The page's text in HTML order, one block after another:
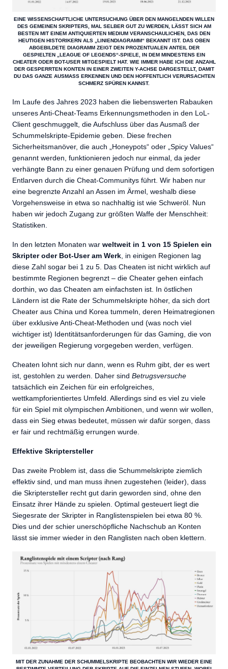
EINE WISSENSCHAFTLICHE UNTERSUCHUNG ÜBER DEN MANGELNDEN WILLEN
DES GEMEINEN SKRIPTERS, MAL SELBER GUT ZU WERDEN, LÄSST SICH AM
BESTEN MIT EINEM ANTIQUIERTEN MEDIUM VERANSCHAULICHEN, DAS DEN
HEUTIGEN HISTORIKERN ALS „LINIENDIAGRAMM“ BEKANNT IST. DAS OBEN
ABGEBILDETE DIAGRAMM ZEIGT DEN PROZENTUALEN ANTEIL DER
GESPIELTEN „LEAGUE OF LEGENDS“-SPIELE, IN DEM MINDESTENS EIN
CHEATER ODER BOT-USER MITGESPIELT HAT. WIE IMMER HABE ICH DIE ANZAHL
DER GESPERRTEN KONTEN IN EINER ZWEITEN Y-ACHSE DARGESTELLT, DAMIT
DU DAS GANZE AUSMASS ERKENNEN UND DEN HOFFENTLICH VERURSACHTEN S
CHMERZ SPÜREN KANNST.
Im Laufe des Jahres 2023 haben die liebenswerten Rabauken
unseres Anti-Cheat-Teams Erkennungsmethoden in den LoL-
Client geschmuggelt, die Aufschluss über das Ausmaß der
Schummelskripte-Epidemie geben. Diese frechen
Sicherheitsmanöver, die auch „Honeypots“ oder „Spicy Values“
genannt werden, funktionieren jedoch nur einmal, da jeder
verhängte Bann zu einer genauen Prüfung und dem sofortigen
Entlarven durch die Cheat-Communitys führt. Wir haben nur
eine begrenzte Anzahl an Assen im Ärmel, weshalb diese
Vorgehensweise in etwa so nachhaltig ist wie Schweröl. Nun
haben wir jedoch Zugang zur größten Waffe der Menschheit:
Statistiken.
In den letzten Monaten war weltweit in 1 von 15 Spielen ein
Skripter oder Bot-User am Werk , in einigen Regionen lag
diese Zahl sogar bei 1 zu 5. Das Cheaten ist nicht wirklich auf
bestimmte Regionen begrenzt – die Cheater gehen einfach
dorthin, wo das Cheaten am einfachsten ist. In östlichen
Ländern ist die Rate der Schummelskripte höher, da sich dort
Cheater aus China und Korea tummeln, deren Heimatregionen
über exklusive Anti-Cheat-Methoden und (was noch viel
wichtiger ist) Identitätsanforderungen für das Gaming, die von
der jeweiligen Regierung vorgegeben werden, verfügen.
Cheaten lohnt sich nur dann, wenn es Ruhm gibt, der es wert
ist, gestohlen zu werden. Daher sind Betrugsversuche
tatsächlich ein Zeichen für ein erfolgreiches,
wettkampforientiertes Umfeld. Allerdings sind es viel zu viele
für ein Spiel mit olympischen Ambitionen, und wenn wir wollen,
dass ein Sieg etwas bedeutet, müssen wir dafür sorgen, dass
er fair und rechtmäßig errungen wurde.
Effektive Skriptersteller
Das zweite Problem ist, dass die Schummelskripte ziemlich
effektiv sind, und man muss ihnen zugestehen (leider), dass
die Skriptersteller recht gut darin geworden sind, ohne den
Einsatz ihrer Hände zu spielen. Optimal gesteuert liegt die
Siegesrate der Skripter in Ranglistenspielen bei etwa 80 %.
Dies und der schier unerschöpfliche Nachschub an Konten
lässt sie immer wieder in den Ranglisten nach oben klettern.
MIT DER ZUNAHME DER SCHUMMELSKRIPTE BEOBACHTEN WIR WIEDER EINE